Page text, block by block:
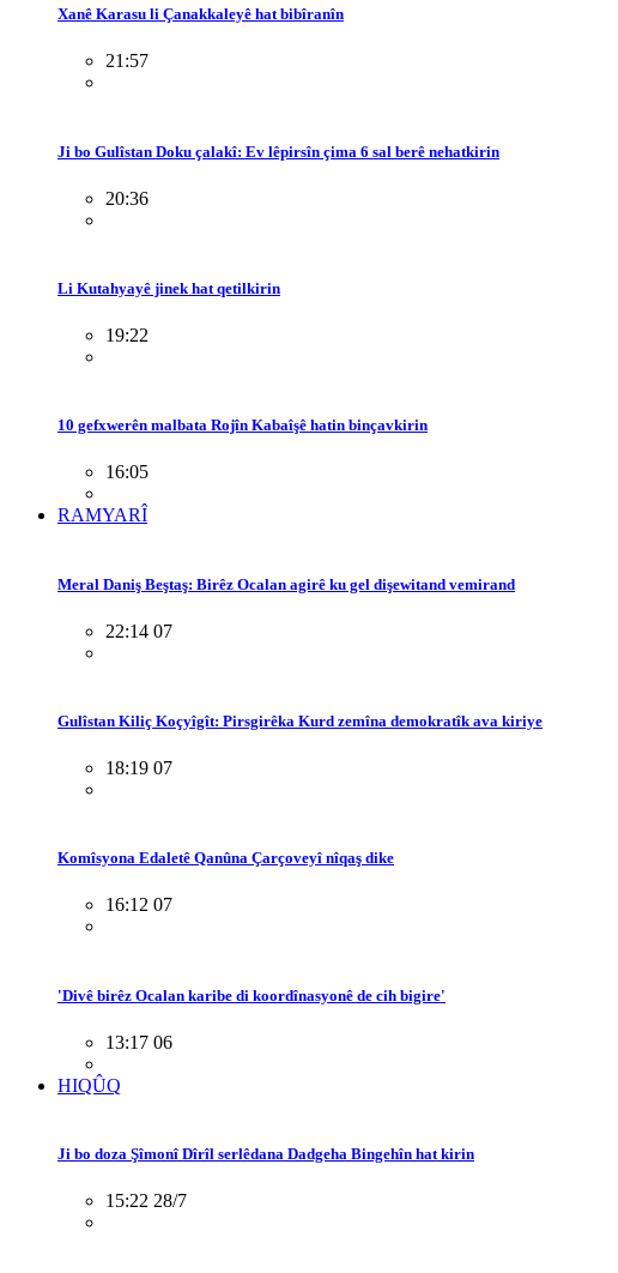
Xanê Karasu li Çanakkaleyê hat bibîranîn
21:57
Ji bo Gulîstan Doku çalakî: Ev lêpirsîn çima 6 sal berê nehatkirin
20:36
Li Kutahyayê jinek hat qetilkirin
19:22
10 gefxwerên malbata Rojîn Kabaîşê hatin binçavkirin
16:05
RAMYARÎ
Meral Daniş Beştaş: Birêz Ocalan agirê ku gel dişewitand vemirand
22:14 07
Gulîstan Kiliç Koçyîgît: Pirsgirêka Kurd zemîna demokratîk ava kiriye
18:19 07
Komîsyona Edaletê Qanûna Çarçoveyî nîqaş dike
16:12 07
'Divê birêz Ocalan karibe di koordînasyonê de cih bigire'
13:17 06
HIQÛQ
Ji bo doza Şîmonî Dîrîl serlêdana Dadgeha Bingehîn hat kirin
15:22 28/7